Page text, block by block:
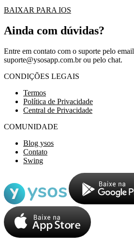
BAIXAR PARA IOS
Ainda com dúvidas?
Entre em contato com o suporte pelo email
suporte@ysosapp.com.brou pelo chat.
CONDIÇÕES LEGAIS
Termos
Política de Privacidade
Central de Privacidade
COMUNIDADE
Blog ysos
Contato
Swing